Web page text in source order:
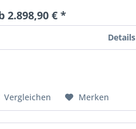
2.898,90 € *
Details
Vergleichen Merken